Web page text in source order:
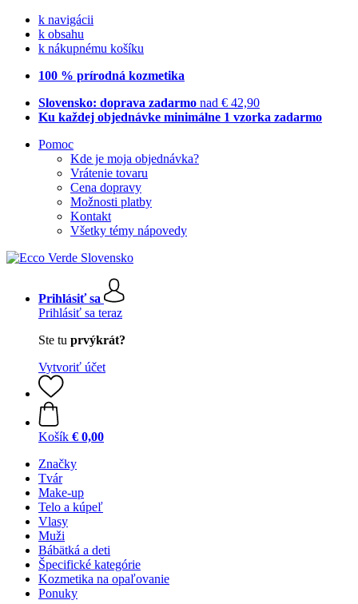
k navigácii
k obsahu
k nákupnému košíku
100 % prírodná kozmetika
Slovensko: doprava zadarmo nad € 42,90
Ku každej objednávke minimálne 1 vzorka zadarmo
Pomoc
Kde je moja objednávka?
Vrátenie tovaru
Cena dopravy
Možnosti platby
Kontakt
Všetky témy nápovedy
Prihlásiť sa
Prihlásiť sa teraz
Ste tu prvýkrát?
Vytvoriť účet
Košík € 0,00
Značky
Tvár
Make-up
Telo a kúpeľ
Vlasy
Muži
Bábätká a deti
Špecifické kategórie
Kozmetika na opaľovanie
Ponuky